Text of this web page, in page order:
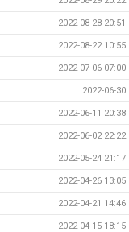
2022-08-28 20:51
2022-08-22 10:55
2022-07-06 07:00
2022-06-30
2022-06-11 20:38
2022-06-02 22:22
2022-05-24 21:17
2022-04-26 13:05
2022-04-21 14:46
2022-04-15 18:15